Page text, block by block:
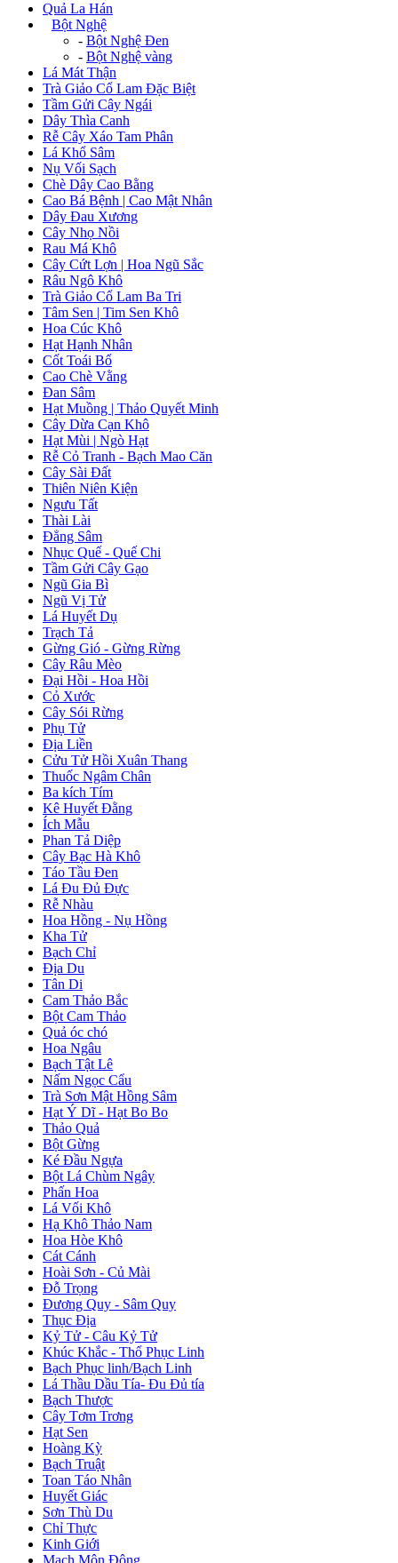
Quả La Hán
Bột Nghệ
- Bột Nghệ Đen
- Bột Nghệ vàng
Lá Mát Thận
Trà Giảo Cổ Lam Đặc Biệt
Tầm Gửi Cây Ngái
Dây Thìa Canh
Rễ Cây Xáo Tam Phân
Lá Khổ Sâm
Nụ Vối Sạch
Chè Dây Cao Bằng
Cao Bá Bệnh | Cao Mật Nhân
Dây Đau Xương
Cây Nhọ Nồi
Rau Má Khô
Cây Cứt Lợn | Hoa Ngũ Sắc
Râu Ngô Khô
Trà Giảo Cổ Lam Ba Tri
Tâm Sen | Tim Sen Khô
Hoa Cúc Khô
Hạt Hạnh Nhân
Cốt Toái Bổ
Cao Chè Vằng
Đan Sâm
Hạt Muồng | Thảo Quyết Minh
Cây Dừa Cạn Khô
Hạt Mùi | Ngò Hạt
Rễ Cỏ Tranh - Bạch Mao Căn
Cây Sài Đất
Thiên Niên Kiện
Ngưu Tất
Thài Lài
Đẳng Sâm
Nhục Quế - Quế Chi
Tầm Gửi Cây Gạo
Ngũ Gia Bì
Ngũ Vị Tử
Lá Huyết Dụ
Trạch Tả
Gừng Gió - Gừng Rừng
Cây Râu Mèo
Đại Hồi - Hoa Hồi
Cỏ Xước
Cây Sói Rừng
Phụ Tử
Địa Liền
Cửu Tử Hồi Xuân Thang
Thuốc Ngâm Chân
Ba kích Tím
Kê Huyết Đằng
Ích Mẫu
Phan Tả Diệp
Cây Bạc Hà Khô
Táo Tầu Đen
Lá Đu Đủ Đực
Rễ Nhàu
Hoa Hồng - Nụ Hồng
Kha Tử
Bạch Chỉ
Địa Du
Tân Di
Cam Thảo Bắc
Bột Cam Thảo
Quả óc chó
Hoa Ngâu
Bạch Tật Lê
Nấm Ngọc Cẩu
Trà Sơn Mật Hồng Sâm
Hạt Ý Dĩ - Hạt Bo Bo
Thảo Quả
Bột Gừng
Ké Đầu Ngựa
Bột Lá Chùm Ngây
Phấn Hoa
Lá Vối Khô
Hạ Khô Thảo Nam
Hoa Hòe Khô
Cát Cánh
Hoài Sơn - Củ Mài
Đỗ Trọng
Đương Quy - Sâm Quy
Thục Địa
Kỷ Tử - Câu Kỷ Tử
Khúc Khắc - Thổ Phục Linh
Bạch Phục linh/Bạch Linh
Lá Thầu Dầu Tía- Đu Đủ tía
Bạch Thược
Cây Tơm Trơng
Hạt Sen
Hoàng Kỳ
Bạch Truật
Toan Táo Nhân
Huyết Giác
Sơn Thù Du
Chỉ Thực
Kinh Giới
Mạch Môn Đông